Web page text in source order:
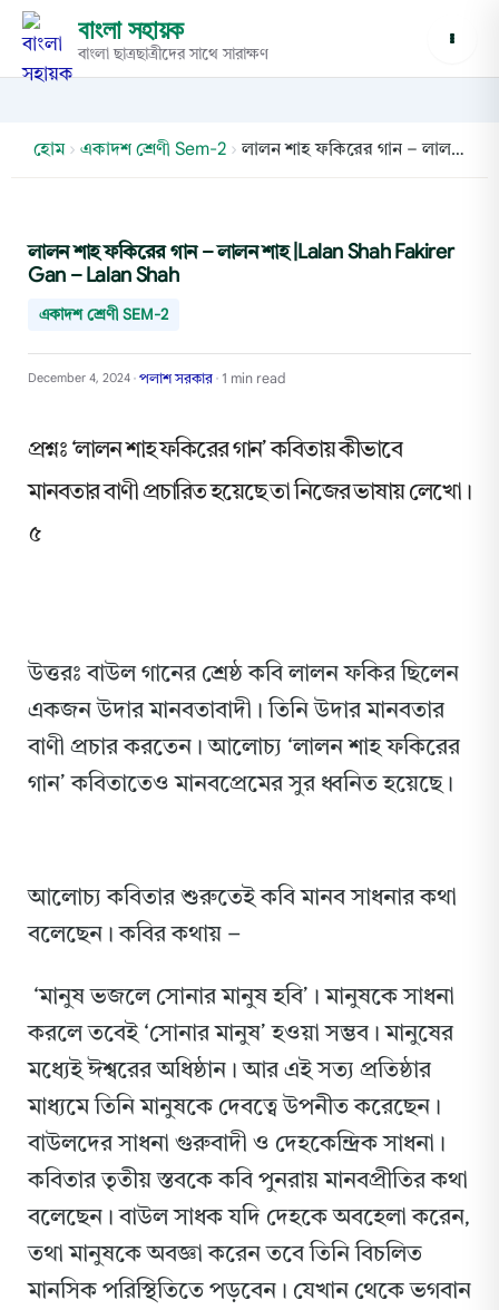
বাংলা সহায়ক
বাংলা ছাত্রছাত্রীদের সাথে সারাক্ষণ
হোম › একাদশ শ্রেণী Sem-2 › লালন শাহ ফকিরের গান – লালন শাহ |Lalan Shah Fakirer Gan – Lalan Shah
লালন শাহ ফকিরের গান – লালন শাহ |Lalan Shah Fakirer
Gan – Lalan Shah
একাদশ শ্রেণী SEM-2
December 4, 2024 • পলাশ সরকার • 1 min read
প্রশ্নঃ ‘লালন শাহ ফকিরের গান’ কবিতায় কীভাবে
মানবতার বাণী প্রচারিত হয়েছে তা নিজের ভাষায় লেখো।
৫
উত্তরঃ বাউল গানের শ্রেষ্ঠ কবি লালন ফকির ছিলেন
একজন উদার মানবতাবাদী। তিনি উদার মানবতার
বাণী প্রচার করতেন। আলোচ্য ‘লালন শাহ ফকিরের
গান’ কবিতাতেও মানবপ্রেমের সুর ধ্বনিত হয়েছে।
আলোচ্য কবিতার শুরুতেই কবি মানব সাধনার কথা
বলেছেন। কবির কথায় –
‘মানুষ ভজলে সোনার মানুষ হবি’। মানুষকে সাধনা
করলে তবেই ‘সোনার মানুষ’ হওয়া সম্ভব। মানুষের
মধ্যেই ঈশ্বরের অধিষ্ঠান। আর এই সত্য প্রতিষ্ঠার
মাধ্যমে তিনি মানুষকে দেবত্বে উপনীত করেছেন।
বাউলদের সাধনা গুরুবাদী ও দেহকেন্দ্রিক সাধনা।
কবিতার তৃতীয় স্তবকে কবি পুনরায় মানবপ্রীতির কথা
বলেছেন। বাউল সাধক যদি দেহকে অবহেলা করেন,
তথা মানুষকে অবজ্ঞা করেন তবে তিনি বিচলিত
মানসিক পরিস্থিতিতে পড়বেন। যেখান থেকে ভগবান